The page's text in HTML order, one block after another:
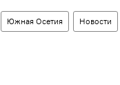
Южная Осетия Новости